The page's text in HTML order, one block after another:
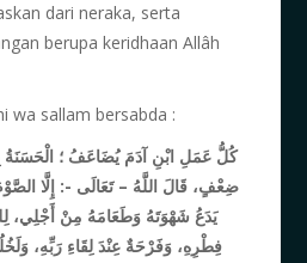
dari neraka, serta
berupa keridhaan Allâh
wa sallam bersabda :
كُلُّ عَمَلِ ابْنِ آدَمَ يُضَاعَفُ ؛ الْحَسَنَةُ
ضِعْفٍ، قَالَ اللَّهُ – تَعَالَى -: إِلَّا
يَدَعُ شَهْوَتَهُ وَطَعَامَهُ مِنْ أَجْلِي،
فِطْرِهِ، وَفَرْحَةٌ عِنْدَ لِقَاءِ رَبِّهِ،